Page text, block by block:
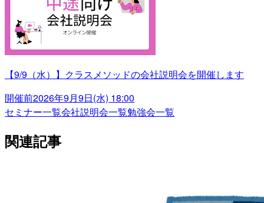
【9/9（水）】クラスメソッドの会社説明会を開催します
開催前2026年9月9日(水) 18:00
セミナー一覧会社説明会一覧勉強会一覧
関連記事